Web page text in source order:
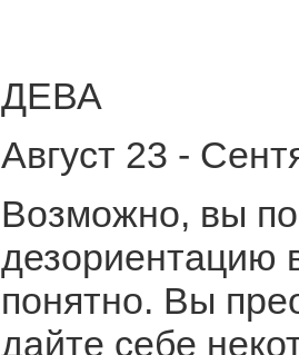
ДЕВА
Август 23 -
Возможно, вы
дезориентацию
понятно. Вы
дайте себе